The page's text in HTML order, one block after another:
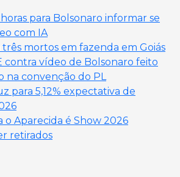
para Bolsonaro informar se
com IA
três mortos em fazenda em Goiás
contra vídeo de Bolsonaro feito
na convenção do PL
para 5,12% expectativa de
o Aparecida é Show 2026
retirados